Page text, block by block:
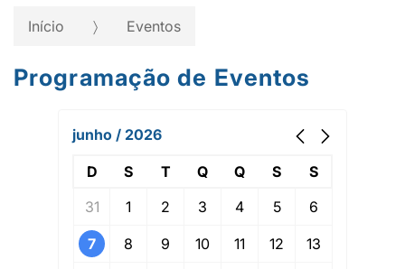
Início Eventos
Programação de Eventos
junho / 2026
D S T Q Q S
S
31
1 2 3 4 5 6
7 8 9 10 11 12 13